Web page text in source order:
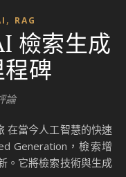
, RAG
檢索生成
碑
論
Generation，檢索增
。它將檢索技術與生成